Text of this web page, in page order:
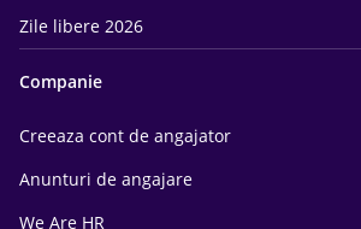
Zile libere 2026
Companie
Creeaza cont de angajator
Anunturi de angajare
We Are HR